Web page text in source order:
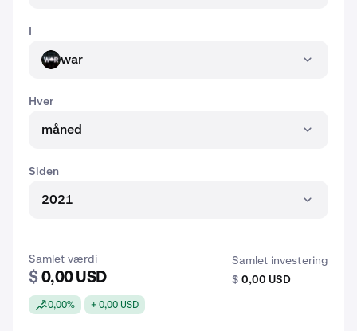
I
WAR war
Hver
måned
Siden
2021
Samlet værdi
$ 0,00 USD
0,00% + 0,00 USD
Samlet investering
$ 0,00 USD